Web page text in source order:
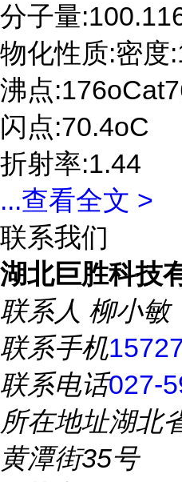
分子量
物化性质:密度
沸点
闪点:70.4oC
折射率:1.44
...查看全文 >
联系我们
湖北巨胜科技
联系人 柳小敏
联系手机
联系电话027-
所在地址湖北
黄潭街35号